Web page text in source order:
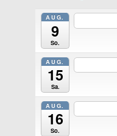
AUG.
9
So.
AUG.
15
Sa.
AUG.
16
So.